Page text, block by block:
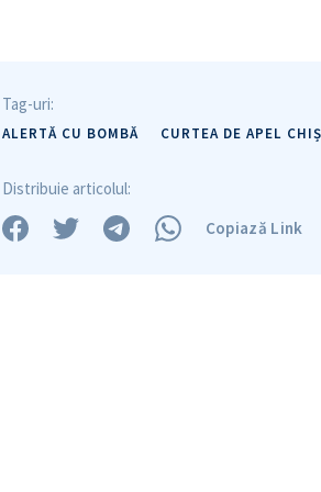
Tag-uri:
ALERTĂ CU BOMBĂ CURTEA DE APEL
Distribuie articolul:
Copiază Link
ȘTIREA MEA